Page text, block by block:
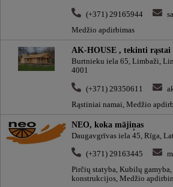
(+371) 29165944
Medžio apdirbimas
AK-HOUSE , tekinti rąstai
Burtnieku iela 65, Limbaži,
4001
(+371) 29350611
Rąstiniai namai, Medžio
NEO, koka mājiņas
Daugavgrīvas iela 45, Rīga,
(+371) 29163445
Pirčių statyba, Kubilų
konstrukcijos, Medžio